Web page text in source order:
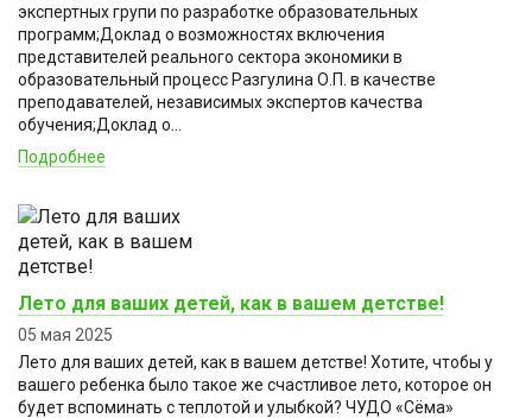
экспертных групи по разработке образовательных
программ;Доклад о возможностях включения
представителей реального сектора экономики в
образовательный процесс Разгулина О.П. в качестве
преподавателей, независимых экспертов качества
обучения;Доклад о...
Подробнее
Лето для ваших детей, как в вашем детстве!
05 мая 2025
Лето для ваших детей, как в вашем детстве! Хотите, чтобы у
вашего ребенка было такое же счастливое лето, которое он
будет вспоминать с теплотой и улыбкой? ЧУДО «Сёма»